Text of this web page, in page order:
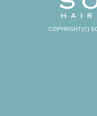
COPYRIGHT(C)